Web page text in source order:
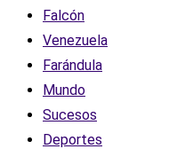
Falcón
Venezuela
Farándula
Mundo
Sucesos
Deportes